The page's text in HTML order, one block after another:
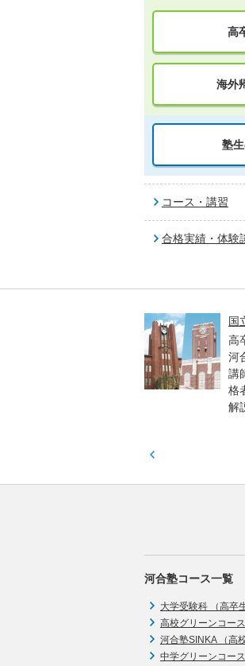
高
海外
塾
コース・講習
合格実績・体験
国
高
河
講
格
解
河合塾コース一覧
大学受験科 （高卒生
高校グリーンコース
河合塾SINKA （高校
中学グリーンコー